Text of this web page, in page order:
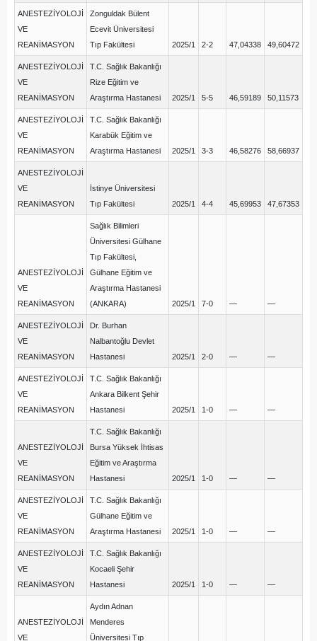
ANESTEZİYOLOJİ
VE
REANİMASYON
Zonguldak Bülent
Ecevit Üniversitesi
Tıp Fakültesi
2025/1 2-2 47,04338 49,60472
ANESTEZİYOLOJİ
VE
REANİMASYON
T.C. Sağlık Bakanlığı
Rize Eğitim ve
Araştırma Hastanesi
2025/1 5-5 46,59189 50,11573
ANESTEZİYOLOJİ
VE
REANİMASYON
T.C. Sağlık Bakanlığı
Karabük Eğitim ve
Araştırma Hastanesi
2025/1 3-3 46,58276 58,66937
ANESTEZİYOLOJİ
VE
REANİMASYON
İstinye Üniversitesi
Tıp Fakültesi
2025/1 4-4 45,69953 47,67353
ANESTEZİYOLOJİ
VE
REANİMASYON
Sağlık Bilimleri
Üniversitesi Gülhane
Tıp Fakültesi,
Gülhane Eğitim ve
Araştırma Hastanesi
(ANKARA)
2025/1 7-0 — —
ANESTEZİYOLOJİ
VE
REANİMASYON
Dr. Burhan
Nalbantoğlu Devlet
Hastanesi
2025/1 2-0 — —
ANESTEZİYOLOJİ
VE
REANİMASYON
T.C. Sağlık Bakanlığı
Ankara Bilkent Şehir
Hastanesi
2025/1 1-0 — —
ANESTEZİYOLOJİ
VE
REANİMASYON
T.C. Sağlık Bakanlığı
Bursa Yüksek İhtisas
Eğitim ve Araştırma
Hastanesi
2025/1 1-0 — —
ANESTEZİYOLOJİ
VE
REANİMASYON
T.C. Sağlık Bakanlığı
Gülhane Eğitim ve
Araştırma Hastanesi
2025/1 1-0 — —
ANESTEZİYOLOJİ
VE
REANİMASYON
T.C. Sağlık Bakanlığı
Kocaeli Şehir
Hastanesi
2025/1 1-0 — —
ANESTEZİYOLOJİ
VE
Aydın Adnan
Menderes
Üniversitesi Tıp